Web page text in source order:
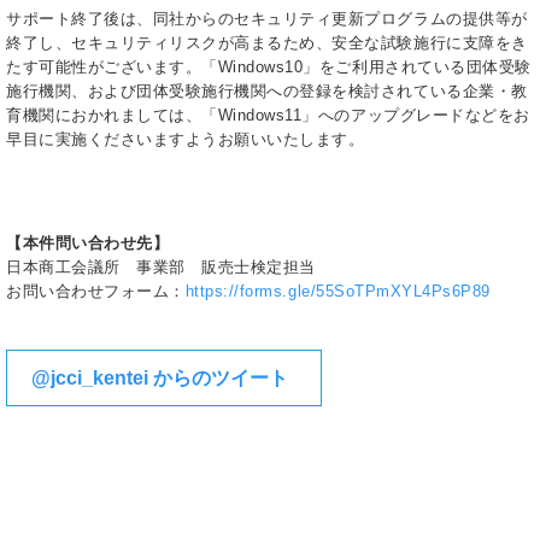
サポート終了後は、同社からのセキュリティ更新プログラムの提供等が
終了し、セキュリティリスクが高まるため、安全な試験施行に支障をき
たす可能性がございます。「Windows10」をご利用されている団体受験
施行機関、および団体受験施行機関への登録を検討されている企業・教
育機関におかれましては、「Windows11」へのアップグレードなどをお
早目に実施くださいますようお願いいたします。
【本件問い合わせ先】
日本商工会議所 事業部 販売士検定担当
お問い合わせフォーム： https://forms.gle/55SoTPmXYL4Ps6P89
@jcci_kentei からのツイート